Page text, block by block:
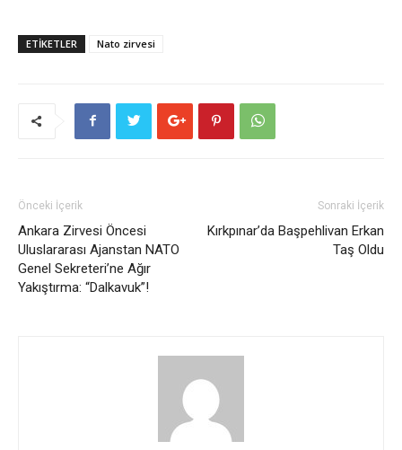
ETİKETLER Nato zirvesi
Önceki İçerik
Ankara Zirvesi Öncesi
Uluslararası Ajanstan NATO
Genel Sekreteri’ne Ağır
Yakıştırma: “Dalkavuk”!
Sonraki İçerik
Kırkpınar’da Başpehlivan Erkan
Taş Oldu